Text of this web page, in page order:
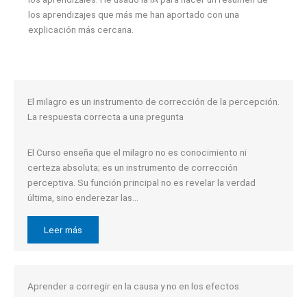
los aprendizajes que más me han aportado con una
explicación más cercana.
El milagro es un instrumento de corrección de la percepción.
La respuesta correcta a una pregunta
El Curso enseña que el milagro no es conocimiento ni
certeza absoluta; es un instrumento de corrección
perceptiva. Su función principal no es revelar la verdad
última, sino enderezar las…
Leer más
Aprender a corregir en la causa y no en los efectos